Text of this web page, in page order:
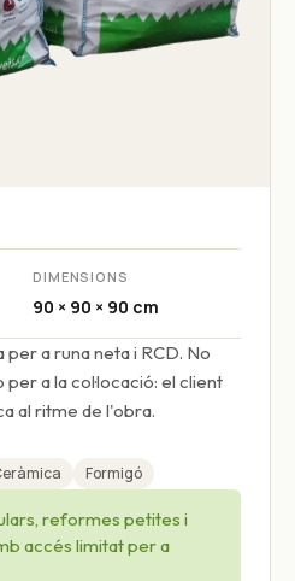
DIMENSIONS
90 × 90 × 90 cm
a runa neta i RCD. No
a la col·locació: el client
al ritme de l'obra.
Formigó
reformes petites i
accés limitat per a